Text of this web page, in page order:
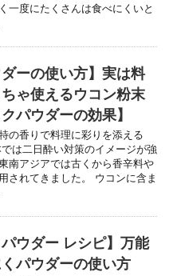
一度にたくさんは食べにくいと
ダーの使い方】実は料
ゃ使えるウコン粉末
パウダーの効果】
の香りで料理に彩りを添える
では二日酔い対策のイメージが強
南アジアでは古くから香辛料や
されてきました。 ウコンに含ま
パウダー レシピ】万能
パウダーの使い方